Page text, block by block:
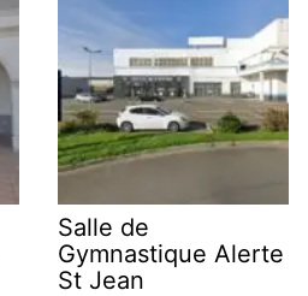
Salle de
Gymnastique Alerte
St Jean